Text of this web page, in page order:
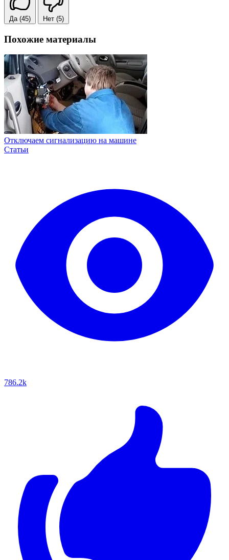
Да (45) Нет (5)
Похожие материалы
Отключаем сигнализацию на машине
Статьи
786.2k